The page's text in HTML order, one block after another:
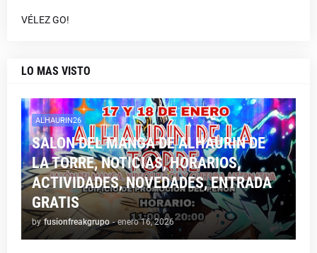
VÉLEZ GO!
LO MAS VISTO
ALHAURIN26
SALON DEL MANGA DE ALHAURIN DE
LA TORRE, NOTICIAS, HORARIOS,
ACTIVIDADES, NOVEDADES, ENTRADA
GRATIS
by fusionfreakgrupo - enero 16, 2026